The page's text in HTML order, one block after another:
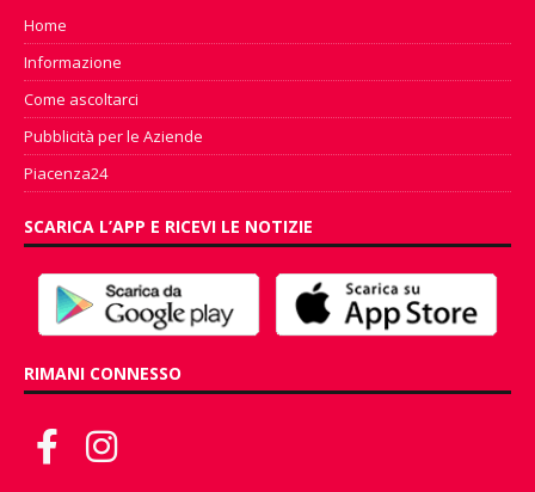
Home
Informazione
Come ascoltarci
Pubblicità per le Aziende
Piacenza24
SCARICA L’APP E RICEVI LE NOTIZIE
RIMANI CONNESSO